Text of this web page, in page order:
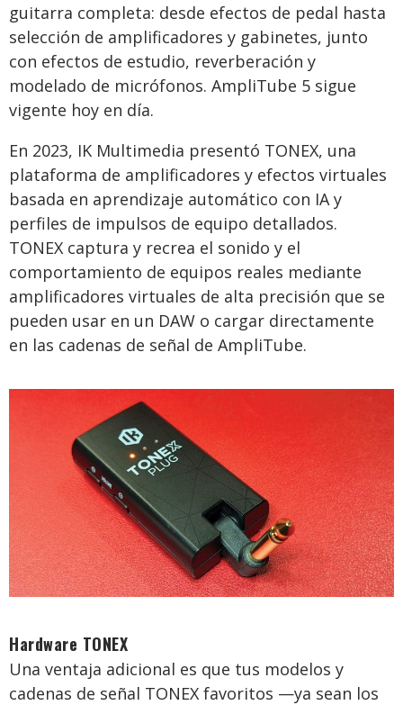
guitarra completa: desde efectos de pedal hasta
selección de amplificadores y gabinetes, junto
con efectos de estudio, reverberación y
modelado de micrófonos. AmpliTube 5 sigue
vigente hoy en día.
En 2023, IK Multimedia presentó TONEX, una
plataforma de amplificadores y efectos virtuales
basada en aprendizaje automático con IA y
perfiles de impulsos de equipo detallados.
TONEX captura y recrea el sonido y el
comportamiento de equipos reales mediante
amplificadores virtuales de alta precisión que se
pueden usar en un DAW o cargar directamente
en las cadenas de señal de AmpliTube.
Hardware TONEX
Una ventaja adicional es que tus modelos y
cadenas de señal TONEX favoritos —ya sean los